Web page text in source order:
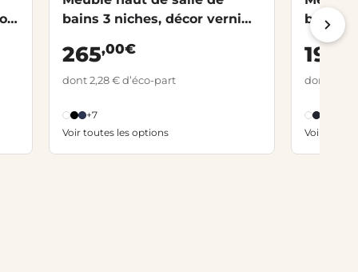
bains 3 niches, décor verni
265,00€
dont 2,28 € d’éco-part
+7
Voir toutes les options
bains 3
199
dont 1,50
Voir